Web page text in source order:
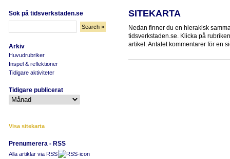
Sök på tidsverkstaden.se
Arkiv
Huvudrubriker
Inspel & reflektioner
Tidigare aktiviteter
Tidigare publicerat
Visa sitekarta
Prenumerera - RSS
Alla artiklar via RSS
SITEKARTA
Nedan finner du en hierakisk
tidsverkstaden.se. Klicka på
artikel. Antalet kommentarer för en